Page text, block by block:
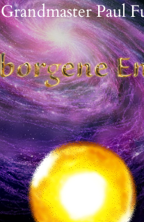
Grandmaster Paul